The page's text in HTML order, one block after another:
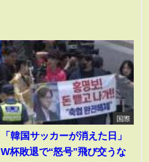
国際
「韓国サッカーが消えた日」
W杯敗退で“怒号”飛び交うな